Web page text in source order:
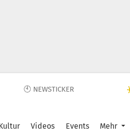
🕙 NEWSTICKER
Videos Events Mehr